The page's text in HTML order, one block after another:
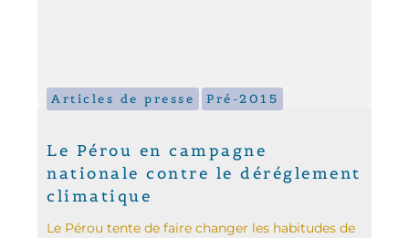
Articles de presse Pré-2015
Le Pérou en campagne
nationale contre le déréglement
climatique
Le Pérou tente de faire changer les habitudes de